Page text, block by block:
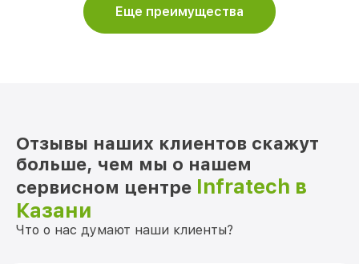
Еще преимущества
Отзывы наших клиентов скажут
больше, чем мы о нашем
сервисном центре Infratech в
Казани
Что о нас думают наши клиенты?